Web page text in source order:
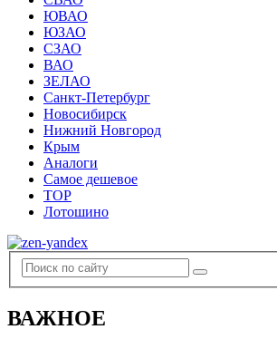
ЮВАО
ЮЗАО
СЗАО
ВАО
ЗЕЛАО
Санкт-Петербург
Новосибирск
Нижний Новгород
Крым
Аналоги
Самое дешевое
TOP
Лотошино
ВАЖНОЕ